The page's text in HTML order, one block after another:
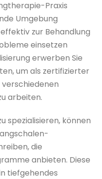
Praxis
Umgebung
zur Behandlung
einsetzen
erwerben Sie
um als zertifizierter
arbeiten.
spezialisieren, können
die
anbieten. Diese
tiefgehendes